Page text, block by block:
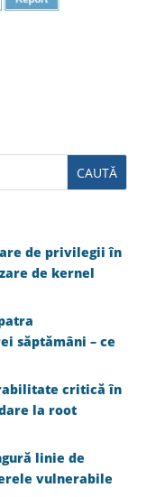
de privilegii în
de kernel
săptămâni – ce
critică în
la root
linie de
vulnerabile